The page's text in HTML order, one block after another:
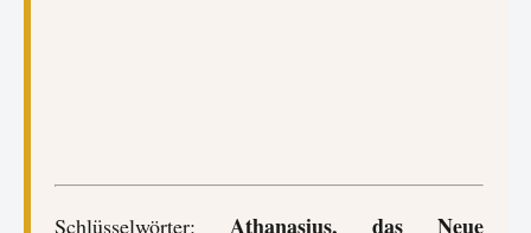
Schlüsselwörter: Athanasius, das Neue